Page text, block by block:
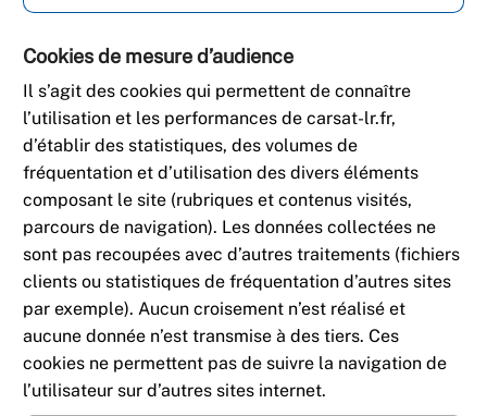
Cookies de mesure d’audience
Il s’agit des cookies qui permettent de connaître
l’utilisation et les performances de carsat-lr.fr,
d’établir des statistiques, des volumes de
fréquentation et d’utilisation des divers éléments
composant le site (rubriques et contenus visités,
parcours de navigation). Les données collectées ne
sont pas recoupées avec d’autres traitements (fichiers
clients ou statistiques de fréquentation d’autres sites
par exemple). Aucun croisement n’est réalisé et
aucune donnée n’est transmise à des tiers. Ces
cookies ne permettent pas de suivre la navigation de
l’utilisateur sur d’autres sites internet.